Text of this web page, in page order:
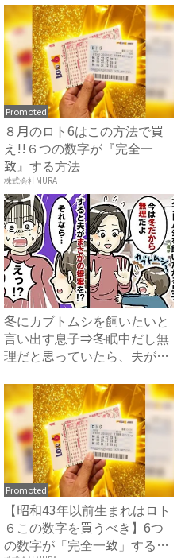
Promoted
８月のロト6はこの方法で買
え!!６つの数字が『完全一
致』する方法
株式会社MURA
冬にカブトムシを飼いたいと
言い出す息子⇒冬眠中だし無
理だと思っていたら、夫がま
Promoted
【昭和43年以前生まれはロト
６この数字を買うべき】6つ
の数字が「完全一致」する